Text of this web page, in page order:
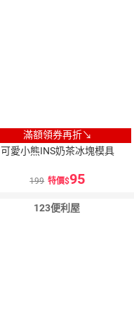
滿額領券再折↘
可愛小熊INS奶茶冰塊模具
199 特價 95
123便利屋